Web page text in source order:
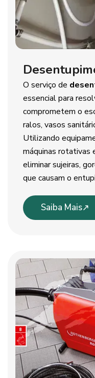
O serviço de
essencial para
comprometem o
ralos, vasos
Utilizando
máquinas rotativas
eliminar sujeiras,
que causam o
Saiba Mais